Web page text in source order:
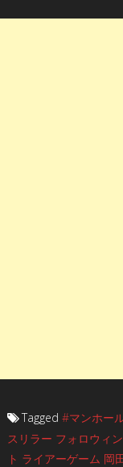
Tagged #マンホー
スリラー フォロウィ
ト ライアーゲーム 岡